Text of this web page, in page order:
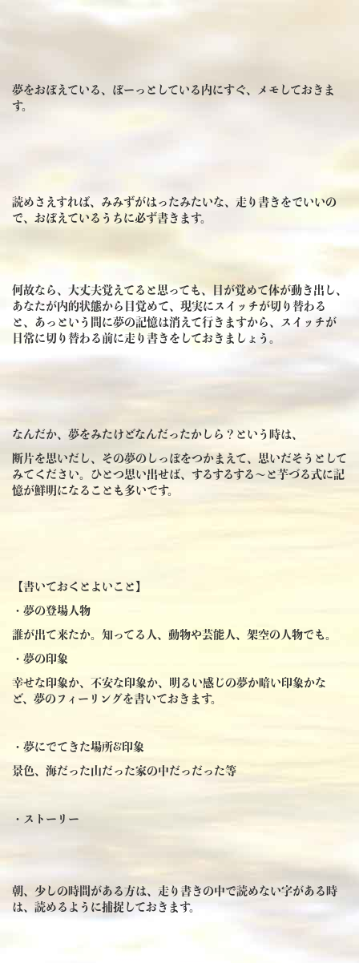
夢をおぼえている、ぼーっとしている内にすぐ、メモしておきま
す。
読めさえすれば、みみずがはったみたいな、走り書きをでいいの
で、おぼえているうちに必ず書きます。
何故なら、大丈夫覚えてると思っても、目が覚めて体が動き出し、
あなたが内的状態から目覚めて、現実にスイッチが切り替わる
と、あっという間に夢の記憶は消えて行きますから、スイッチが
日常に切り替わる前に走り書きをしておきましょう。
なんだか、夢をみたけどなんだったかしら？という時は、
断片を思いだし、その夢のしっぽをつかまえて、思いだそうとして
みてください。ひとつ思い出せば、するするする～と芋づる式に記
憶が鮮明になることも多いです。
【書いておくとよいこと】
・夢の登場人物
誰が出て来たか。知ってる人、動物や芸能人、架空の人物でも。
・夢の印象
幸せな印象か、不安な印象か、明るい感じの夢か暗い印象かな
ど、夢のフィーリングを書いておきます。
・夢にでてきた場所&印象
景色、海だった山だった家の中だっだった等
・ストーリー
朝、少しの時間がある方は、走り書きの中で読めない字がある時
は、読めるように捕捉しておきます。